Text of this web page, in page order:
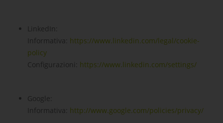
LinkedIn
Informativa: https://www.linkedin.com/legal/cookie-
policy
Configurazioni: https://www.linkedin.com/settings/
Google
Informativa: http://www.google.com/policies/privacy/